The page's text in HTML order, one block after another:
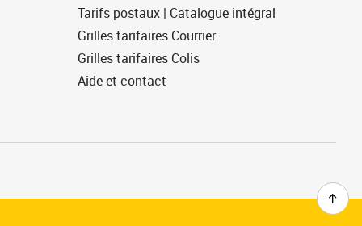
Tarifs postaux | Catalogue intégral
Grilles tarifaires Courrier
Grilles tarifaires Colis
Aide et contact